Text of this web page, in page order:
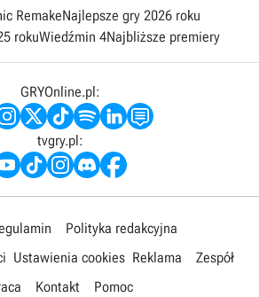
RemakeNajlepsze gry 2026 roku
rokuWiedźmin 4Najbliższe premiery
GRYOnline.pl:
tvgry.pl:
Polityka redakcyjna
Ustawienia cookies Reklama
Zespół
Kontakt Pomoc